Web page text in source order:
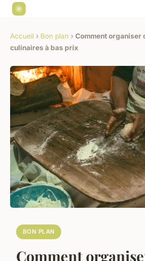
Accueil › Bon plan › Comment organiser
culinaires à bas prix
BON PLAN
Comment